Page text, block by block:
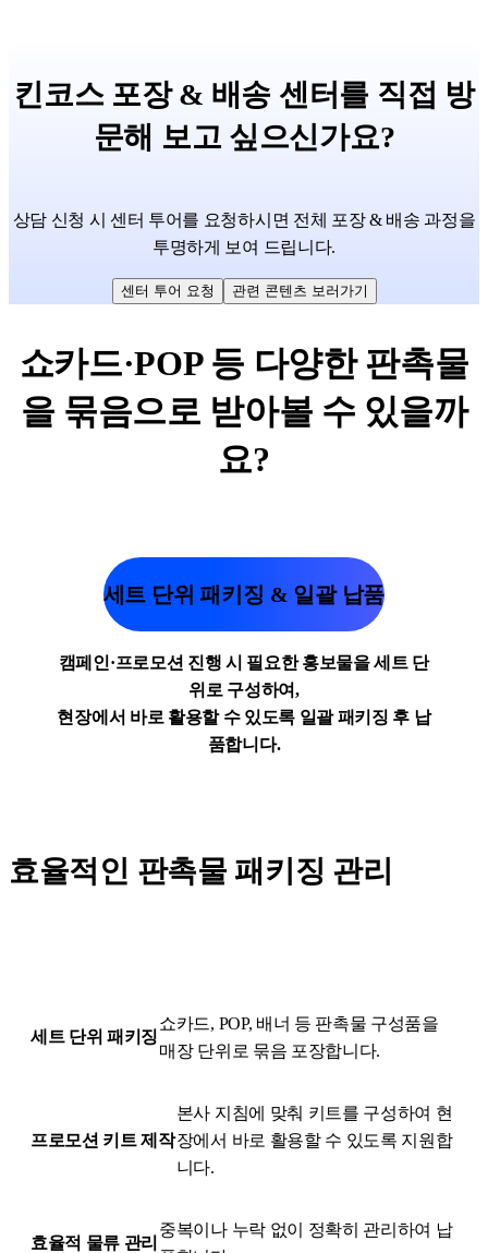
킨코스 포장 & 배송 센터를 직접 방
문해 보고 싶으신가요?
상담 신청 시 센터 투어를 요청하시면 전체 포장 & 배송 과정을
투명하게 보여 드립니다.
센터 투어 요청 관련 콘텐츠 보러가기
쇼카드·POP 등 다양한 판촉물
을 묶음으로 받아볼 수 있을까
요?
세트 단위 패키징 & 일괄 납품
캠페인·프로모션 진행 시 필요한 홍보물을 세트 단
위로 구성하여,
현장에서 바로 활용할 수 있도록 일괄 패키징 후 납
품합니다.
효율적인 판촉물 패키징 관리
세트 단위 패키징
쇼카드, POP, 배너 등 판촉물 구성품을
매장 단위로 묶음 포장합니다.
프로모션 키트 제작
본사 지침에 맞춰 키트를 구성하여 현
장에서 바로 활용할 수 있도록 지원합
니다.
효율적 물류 관리
중복이나 누락 없이 정확히 관리하여 납